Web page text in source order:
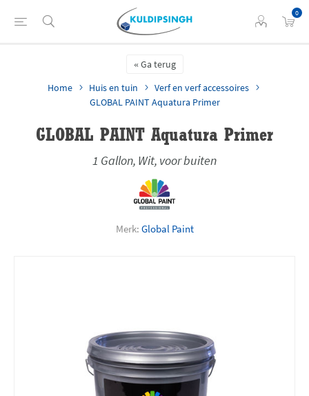
0
Ga terug
Home
Huis en tuin
Verf en verf accessoires
GLOBAL PAINT Aquatura Primer
GLOBAL PAINT Aquatura Primer
1 Gallon, Wit, voor buiten
Merk: Global Paint